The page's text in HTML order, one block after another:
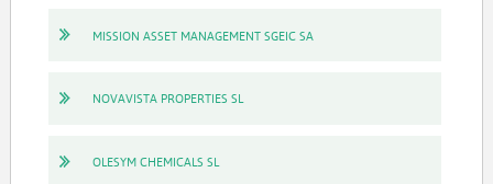
MISSION ASSET MANAGEMENT SGEIC SA
NOVAVISTA PROPERTIES SL
OLESYM CHEMICALS SL